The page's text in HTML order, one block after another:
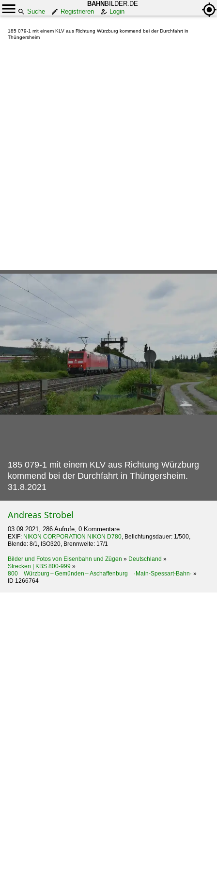
BAHN BILDER.DE
Suche
Registrieren Login
185 079-1 mit einem KLV aus Richtung Würzburg kommend bei der Durchfahrt in
Thüngersheim
185 079-1 mit einem KLV aus Richtung Würzburg
kommend bei der Durchfahrt in Thüngersheim.
31.8.2021
Andreas Strobel
03.09.2021, 286 Aufrufe, 0 Kommentare
EXIF: NIKON CORPORATION NIKON D780 , Belichtungsdauer: 1/500,
Blende: 8/1, ISO320, Brennweite: 17/1
Bilder und Fotos von Eisenbahn und Zügen » Deutschland »
Strecken | KBS 800-999 »
800 Würzburg – Gemünden – Aschaffenburg ·Main-Spessart-Bahn· »
ID 1266764